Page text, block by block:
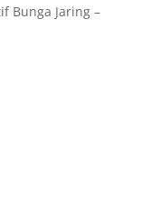
Bunga Jaring –